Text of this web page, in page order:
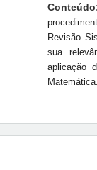
Revisão
sua
aplicação
Matemática.